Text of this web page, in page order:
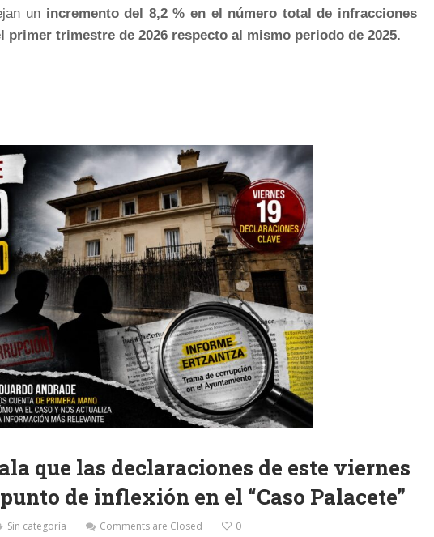
un incremento del 8,2 % en el número total de infracciones
primer trimestre de 2026 respecto al mismo periodo de 2025.
que las declaraciones de este viernes
de inflexión en el “Caso Palacete”
Sin categoría Comments are Closed 0